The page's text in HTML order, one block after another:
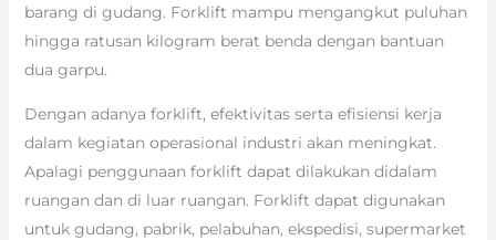
barang di gudang. Forklift mampu mengangkut puluhan
hingga ratusan kilogram berat benda dengan bantuan
dua garpu.
Dengan adanya forklift, efektivitas serta efisiensi kerja
dalam kegiatan operasional industri akan meningkat.
Apalagi penggunaan forklift dapat dilakukan didalam
ruangan dan di luar ruangan. Forklift dapat digunakan
untuk gudang, pabrik, pelabuhan, ekspedisi, supermarket